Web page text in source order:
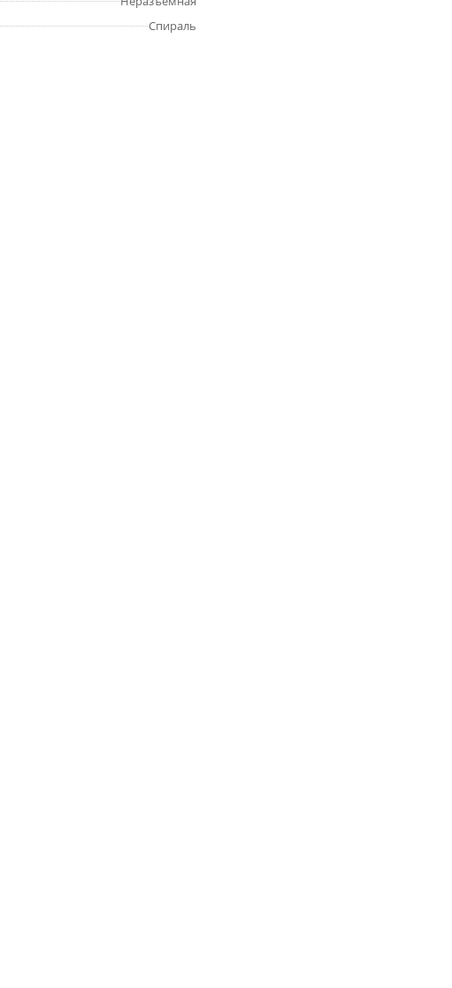
Спираль